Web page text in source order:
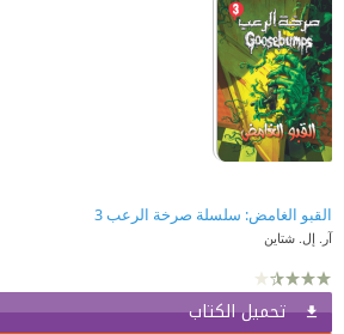
القبو الغامض: سلسلة صرخة الرعب 3
آر. إل. شتاين
تحميل الكتاب